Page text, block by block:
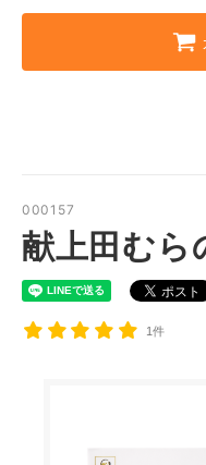
000157
献上田むら
1件